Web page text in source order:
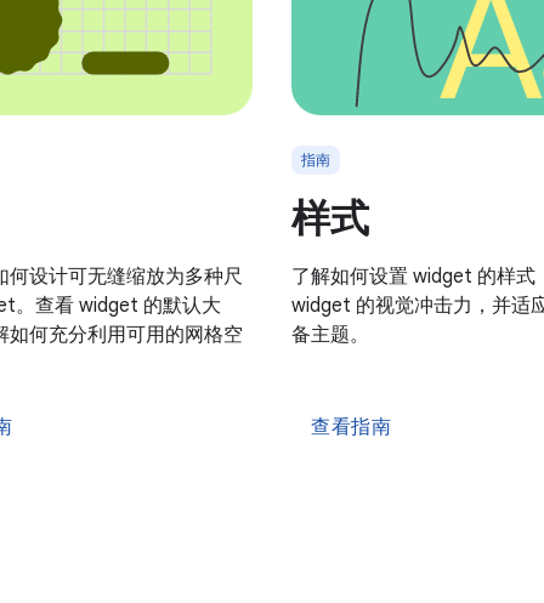
何设计可无缝缩放为多种尺
。查看 widget 的默认大
如何充分利用可用的网格空
指南
样式
了解如何设置 widget 的样式
widget 的视觉冲击力，并适
备主题。
查看指南